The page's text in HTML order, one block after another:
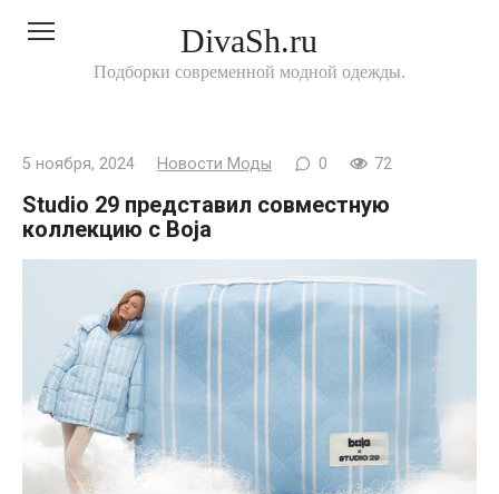
DivaSh.ru
Подборки современной модной одежды.
5 ноября, 2024 Новости Моды 0 72
Studio 29 представил совместную
коллекцию с Boja